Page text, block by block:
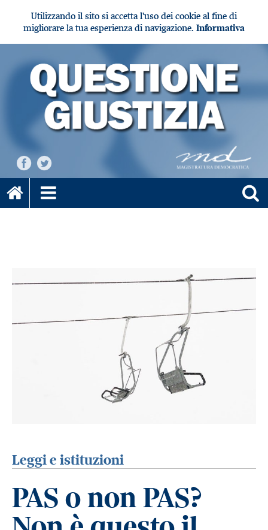
Utilizzando il sito si accetta l'uso dei cookie al fine di
migliorare la tua esperienza di navigazione. Informativa
Leggi e istituzioni
PAS o non PAS?